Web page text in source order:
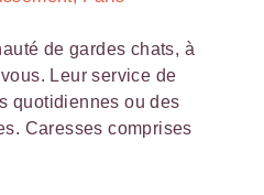
de gardes chats, à
Leur service de
quotidiennes ou des
Caresses comprises